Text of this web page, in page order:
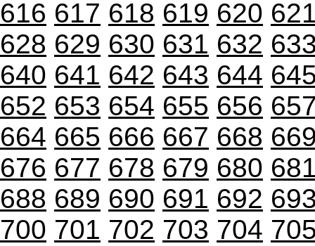
616 617 618 619 620
628 629 630 631 632
640 641 642 643 644
652 653 654 655 656
664 665 666 667 668
676 677 678 679 680
688 689 690 691 692
700 701 702 703 704